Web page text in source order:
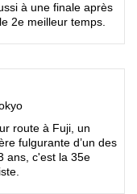
à une finale après
2e meilleur temps.
route à Fuji, un
fulgurante d’un des
ans, c'est la 35e